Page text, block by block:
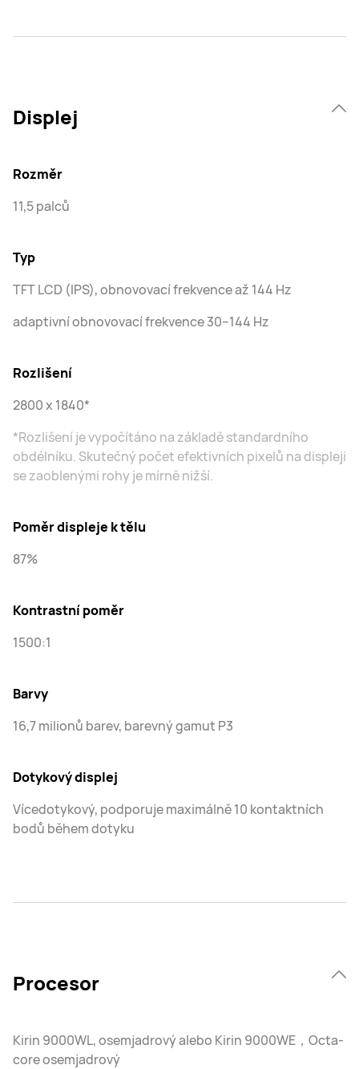
Displej
Rozměr
11,5 palců
Typ
TFT LCD (IPS), obnovovací frekvence až 144 Hz
adaptivní obnovovací frekvence 30–144 Hz
Rozlišení
2800 x 1840*
*Rozlišení je vypočítáno na základě standardního
obdélníku. Skutečný počet efektivních pixelů na displeji
se zaoblenými rohy je mírně nižší.
Poměr displeje k tělu
87%
Kontrastní poměr
1500:1
Barvy
16,7 milionů barev, barevný gamut P3
Dotykový displej
Vícedotykový, podporuje maximálně 10 kontaktních
bodů během dotyku
Procesor
Kirin 9000WL, osemjadrový alebo Kirin 9000WE，Octa-
core osemjadrový